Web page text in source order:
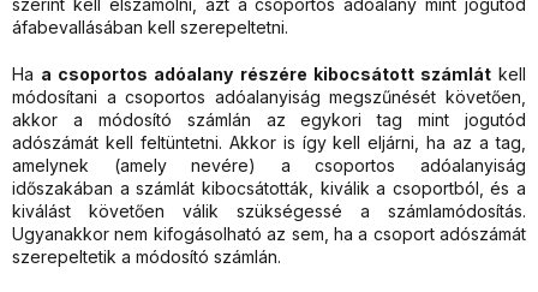
szerint kell elszámolni, azt a csoportos adóalany mint jogutód
áfabevallásában kell szerepeltetni.
Ha a csoportos adóalany részére kibocsátott számlátkell
módosítani a csoportos adóalanyiság megszűnését követően,
akkor a módosító számlán az egykori tag mint jogutód
adószámát kell feltüntetni. Akkor is így kell eljárni, ha az a tag,
amelynek (amely nevére) a csoportos adóalanyiság
időszakában a számlát kibocsátották, kiválik a csoportból, és a
kiválást követően válik szükségessé a számlamódosítás.
Ugyanakkor nem kifogásolható az sem, ha a csoport adószámát
szerepeltetik a módosító számlán.